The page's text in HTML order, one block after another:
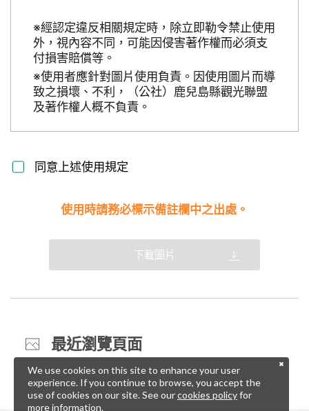
※經認定違反相關規定時，除立即勒令禁止使用
外，視內容不同，可能因侵害著作權而必須支
付損害賠償等。
※使用者應針對圖片使用負責。因使用圖片而導
致之損壞、不利，（公社）鹿兒島縣觀光聯盟
及著作權人概不負責。
同意上述使用規定
使用時請務必標示備註欄中之出處。
下載圖片
最近瀏覽頁面
We use cookies on this site to enhance your user
experience. If you continue to browse, you accept the
use of cookies on our site. See ourcookies policyfor
more information.